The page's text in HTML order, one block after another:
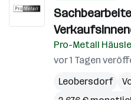
Pro-Metall
vor 1 Tagen
Leobersdorf